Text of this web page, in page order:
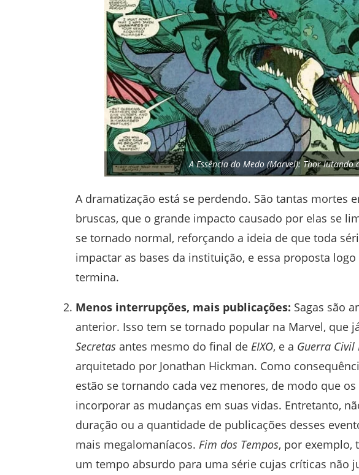
A Essência do Medo (Marvel): Thor lutando
A dramatização está se perdendo. São tantas mortes
bruscas, que o grande impacto causado por elas se
se tornado normal, reforçando a ideia de que toda
impactar as bases da instituição, e essa proposta
termina.
Menos interrupções, mais publicações: Sagas são
anterior. Isso tem se tornado popular na Marvel, que
Secretas antes mesmo do final de EIXO, e a Guerra Civil
arquitetado por Jonathan Hickman. Como
estão se tornando cada vez menores, de modo que
incorporar as mudanças em suas vidas. Entretanto,
duração ou a quantidade de publicações desses
mais megalomaníacos. Fim dos Tempos, por exemplo,
um tempo absurdo para uma série cujas críticas não